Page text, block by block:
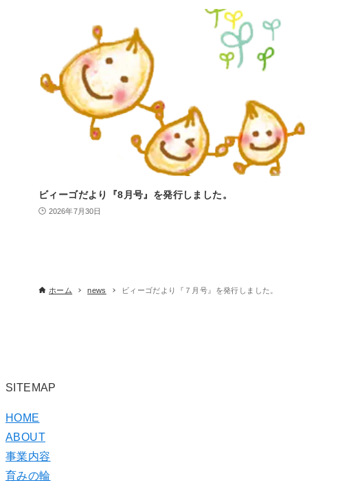
ビィーゴだより『8月号』を発行しました。
2026年7月30日
ホーム news ビィーゴだより『７月号』を発行しました。
SITEMAP
HOME
ABOUT
事業内容
育みの輪